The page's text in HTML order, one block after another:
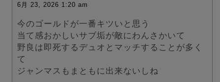
6月 23, 2026 1:20 am
今のゴールドが一番キツいと思う
当て感おかしいサブ垢が敵にわんさかいて
野良は即死するデュオとマッチすることが多く
て
ジャンマスもまともに出来ないしね